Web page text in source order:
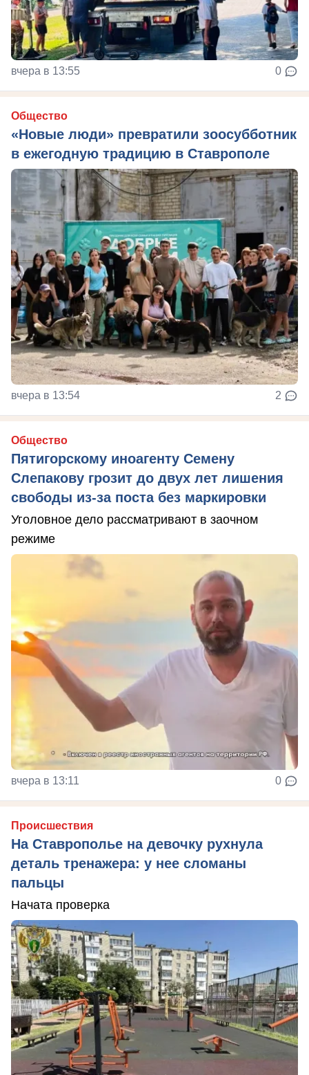
вчера в 13:55 0
Общество
«Новые люди» превратили зоосубботник
в ежегодную традицию в Ставрополе
вчера в 13:54 2
Общество
Пятигорскому иноагенту Семену
Слепакову грозит до двух лет лишения
свободы из-за поста без маркировки
Уголовное дело рассматривают в заочном
режиме
вчера в 13:11 0
Происшествия
На Ставрополье на девочку рухнула
деталь тренажера: у нее сломаны
пальцы
Начата проверка